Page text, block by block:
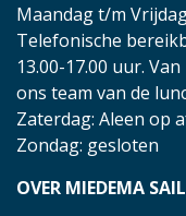
Maandag t/m
Telefonische
13.00-17.00 uur.
ons team van de
Zaterdag: Aleen op
Zondag: gesloten
OVER MIEDEMA